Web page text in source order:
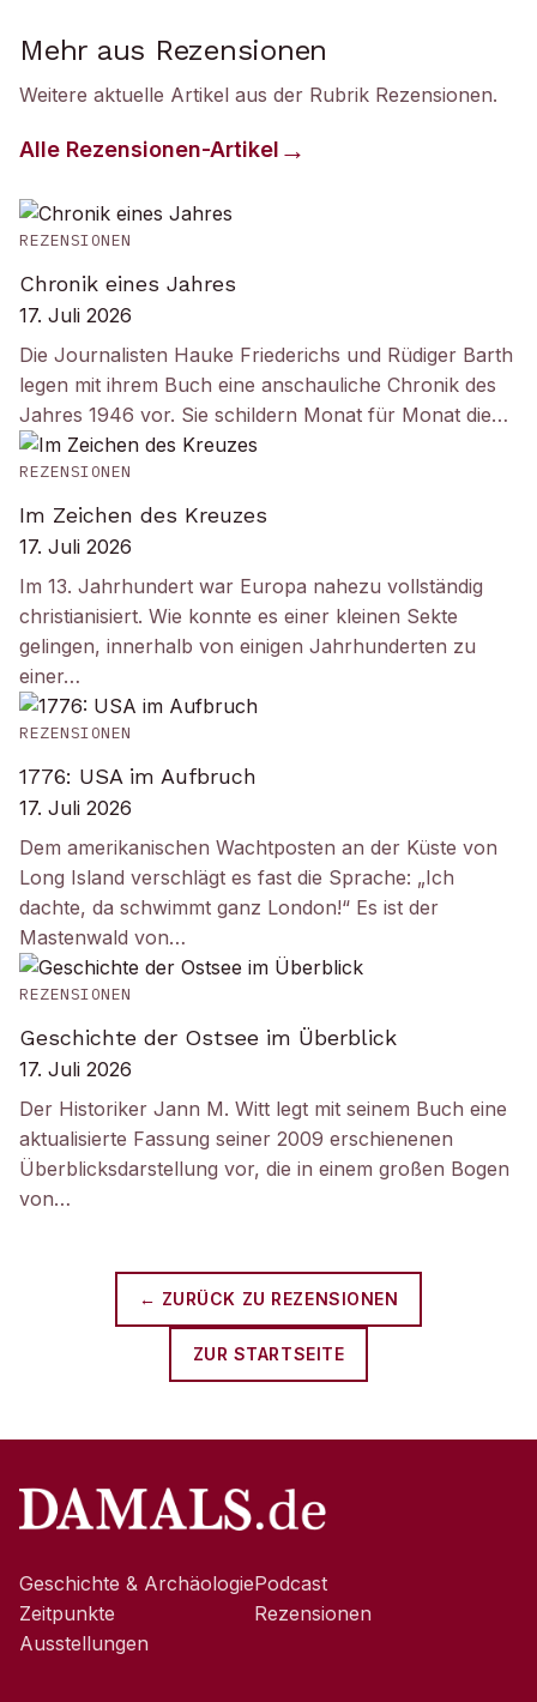
Mehr aus Rezensionen
Weitere aktuelle Artikel aus der Rubrik Rezensionen.
Alle Rezensionen-Artikel
REZENSIONEN
Chronik eines Jahres
17. Juli 2026
Die Journalisten Hauke Friederichs und Rüdiger Barth
legen mit ihrem Buch eine anschauliche Chronik des
Jahres 1946 vor. Sie schildern Monat für Monat die…
REZENSIONEN
Im Zeichen des Kreuzes
17. Juli 2026
Im 13. Jahrhundert war Europa nahezu vollständig
christianisiert. Wie konnte es einer kleinen Sekte
gelingen, innerhalb von einigen Jahrhunderten zu
einer…
REZENSIONEN
1776: USA im Aufbruch
17. Juli 2026
Dem amerikanischen Wachtposten an der Küste von
Long Island verschlägt es fast die Sprache: „Ich
dachte, da schwimmt ganz London!“ Es ist der
Mastenwald von…
REZENSIONEN
Geschichte der Ostsee im Überblick
17. Juli 2026
Der Historiker Jann M. Witt legt mit seinem Buch eine
aktualisierte Fassung seiner 2009 erschienenen
Überblicksdarstellung vor, die in einem großen Bogen
von…
← ZURÜCK ZU REZENSIONEN
ZUR STARTSEITE
Geschichte & Archäologie
Zeitpunkte
Ausstellungen
Podcast
Rezensionen